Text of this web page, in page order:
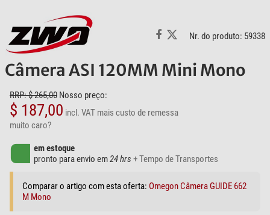
Nr. do produto: 59338
Câmera ASI 120MM Mini Mono
RRP: $ 265,00 Nosso preço:
$ 187,00 incl. VAT mais custo de remessa
muito caro?
em estoque
pronto para envio em24 hrs + Tempo de Transportes
Comparar o artigo com esta oferta: Omegon Câmera GUIDE 662
M Mono